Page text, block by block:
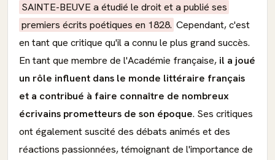
SAINTE-BEUVE a étudié le droit et a publié ses
premiers écrits poétiques en 1828. Cependant, c'est
en tant que critique qu'il a connu le plus grand succès.
En tant que membre de l'Académie française, il a joué
un rôle influent dans le monde littéraire français
et a contribué à faire connaître de nombreux
écrivains prometteurs de son époque. Ses critiques
ont également suscité des débats animés et des
réactions passionnées, témoignant de l'importance de